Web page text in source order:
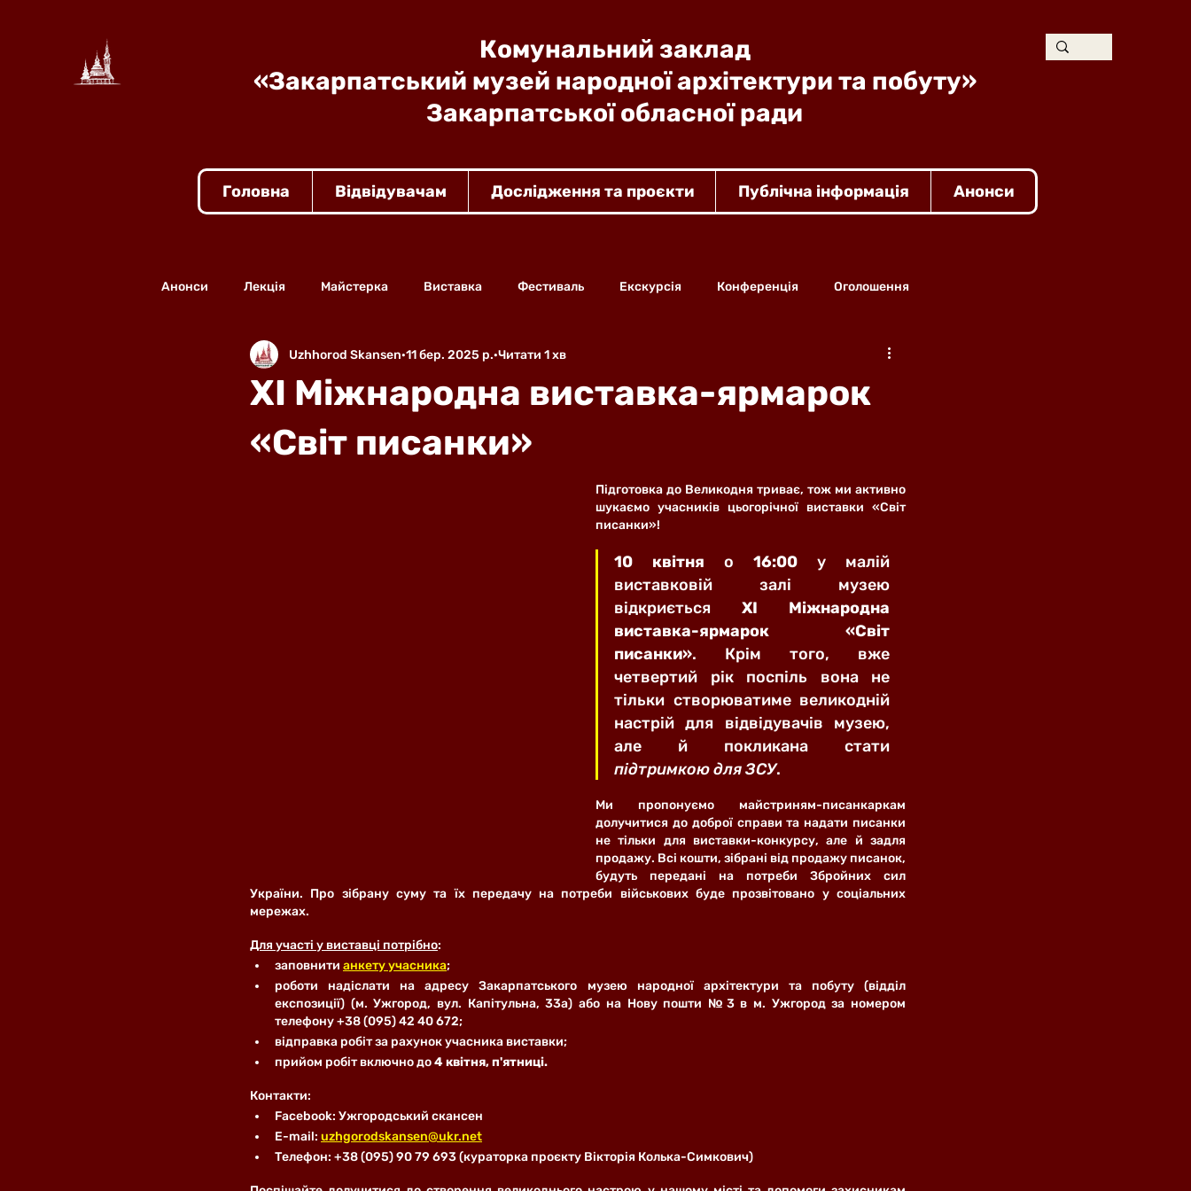
Комунальний заклад
«Закарпатський музей народної архітектури та побуту»
Закарпатської обласної ради
Головна Відвідувачам Дослідження та проєкти Публічна інформація Анонси
Анонси Лекція Майстерка Виставка Фестиваль Екскурсія Конференція Оголошення
ХІ Міжнародна виставка-ярмарок
«Світ писанки»
Uzhhorod Skansen 11 бер. 2025 р. Читати 1 хв
Підготовка до Великодня триває, тож ми активно
шукаємо учасників цьогорічної виставки «Світ
писанки»!
10 квітня о 16:00 у малій
виставковій залі музею
відкриється ХІ Міжнародна
виставка-ярмарок «Світ
писанки». Крім того, вже
четвертий рік поспіль вона не
тільки створюватиме великодній
настрій для відвідувачів музею,
підтримкою для ЗСУ.
Ми пропонуємо майстриням-писанкаркам
долучитися до доброї справи та надати писанки
не тільки для виставки-конкурсу, але й задля
продажу. Всі кошти, зібрані від продажу писанок,
будуть передані на потреби Збройних сил
України. Про зібрану суму та їх передачу на потреби військових буде прозвітовано у соціальних
мережах.
Для участі у виставці потрібно:
заповнити анкету учасника;
роботи надіслати на адресу Закарпатського музею народної архітектури та побуту (відділ
експозиції) (м. Ужгород, вул. Капітульна, 33а) або на Нову пошти №3 в м. Ужгород за номером
телефону +38 (095) 42 40 672;
відправка робіт за рахунок учасника виставки;
прийом робіт включно до 4 квітня, п'ятниці.
Контакти:
Facebook: Ужгородський скансен
E-mail: uzhgorodskansen@ukr.net
Tелефон: +38 (095) 90 79 693 (кураторка проєкту Вікторія Колька-Симкович)